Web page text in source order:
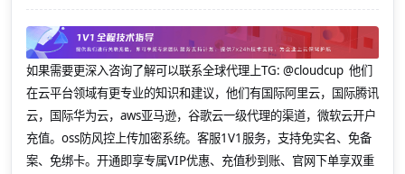
如果需要更深入咨询了解可以联系全球代理上TG: @cloudcup 他们
在云平台领域有更专业的知识和建议，他们有国际阿里云，国际腾讯
云，国际华为云，aws亚马逊，谷歌云一级代理的渠道，微软云开户
充值。oss防风控上传加密系统。客服1V1服务，支持免实名、免备
案、免绑卡。开通即享专属VIP优惠、充值秒到账、官网下单享双重